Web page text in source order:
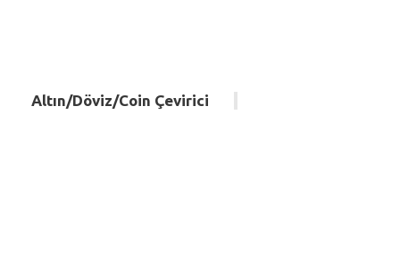
Altın/Döviz/Coin Çevirici